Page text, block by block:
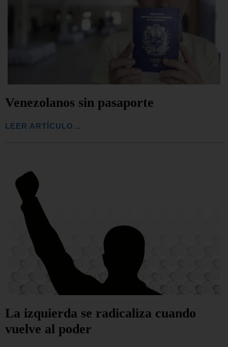
Venezolanos sin pasaporte
LEER ARTÍCULO...
La izquierda se radicaliza cuando
vuelve al poder